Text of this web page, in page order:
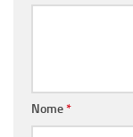
Nome*